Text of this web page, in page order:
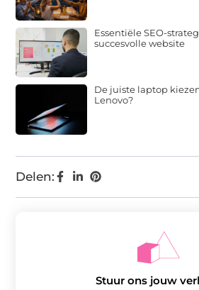
Delen:
Essentiële SEO-
succesvolle website
De juiste laptop
Lenovo?
Stuur ons jouw